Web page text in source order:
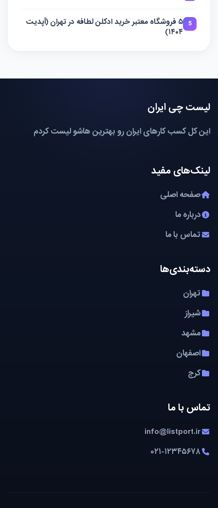
5
۵ فروشگاه معتبر خرید ادکلن لطافه در تهران (آپدیت
۱۴۰۴)
لیست چی ایران
این کل کسب کارهای ایران رو بهترین هاشو لیست کردم
لینک‌های مفید
صفحه اصلی
درباره ما
تماس با ما
دسته‌بندی‌ها
تهران
شیراز
مشهد
اصفهان
کرج
تماس با ما
info@listport.ir
۰۲۱-۱۲۳۴۵۶۷۸